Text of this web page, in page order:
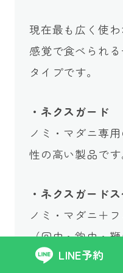
現在最も広く使
感覚で食べられる
タイプです。
・ネクスガード
ノミ・マダニ専
性の高い製品です
・ネクスガード
ノミ・マダニ＋
（回虫・鉤虫・
オールインワン
LINE予約